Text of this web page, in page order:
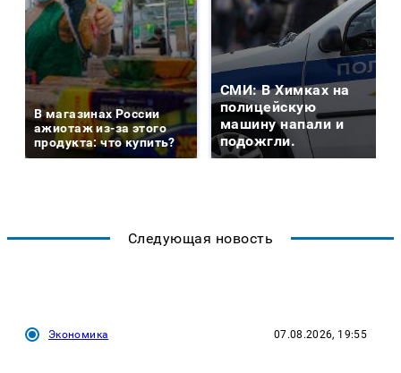
В магазинах России
ажиотаж из-за этого
продукта: что купить?
СМИ: В Химках на
полицейскую
машину напали и
подожгли.
Следующая новость
Экономика 07.08.2026, 19:55